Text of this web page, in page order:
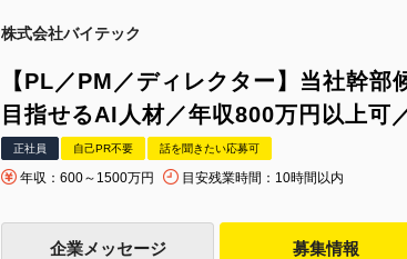
株式会社バイテック
【PL／PM／ディレクター】当社幹部
目指せるAI人材／年収800万円以上可
正社員 自己PR不要 話を聞きたい応募可
年収：600～1500万円 目安残業時間：10時間以内
企業メッセージ 募集情報